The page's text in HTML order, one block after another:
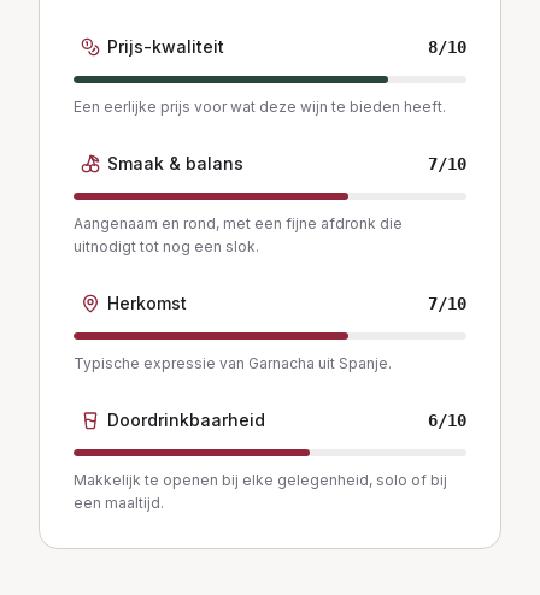
Prijs-kwaliteit 8/10
Een eerlijke prijs voor wat deze wijn te bieden heeft.
Smaak & balans 7/10
Aangenaam en rond, met een fijne afdronk die
uitnodigt tot nog een slok.
Herkomst 7/10
Typische expressie van Garnacha uit Spanje.
Doordrinkbaarheid 6/10
Makkelijk te openen bij elke gelegenheid, solo of bij
een maaltijd.